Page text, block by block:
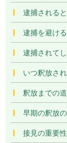
逮捕される
逮捕を避け
逮捕されて
いつ釈放さ
釈放までの
早期の釈放
接見の重要性